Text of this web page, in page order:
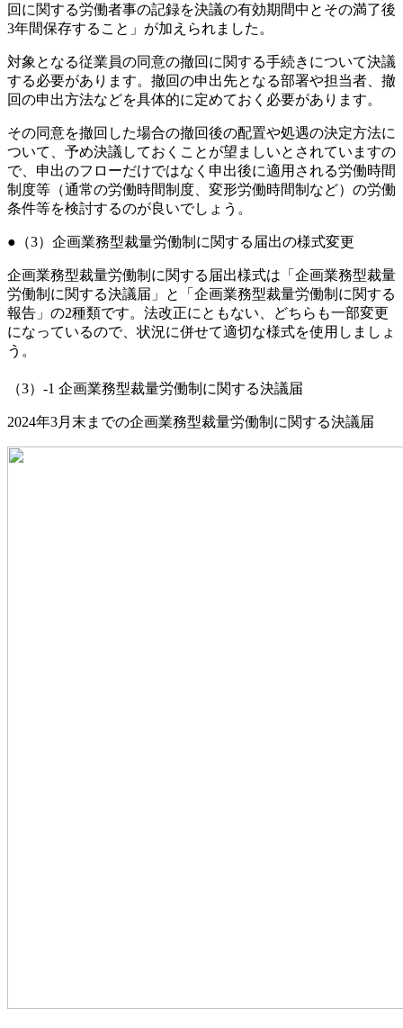
回に関する労働者事の記録を決議の有効期間中とその満了後
3年間保存すること」が加えられました。
対象となる従業員の同意の撤回に関する手続きについて決議
する必要があります。撤回の申出先となる部署や担当者、撤
回の申出方法などを具体的に定めておく必要があります。
その同意を撤回した場合の撤回後の配置や処遇の決定方法に
ついて、予め決議しておくことが望ましいとされていますの
で、申出のフローだけではなく申出後に適用される労働時間
制度等（通常の労働時間制度、変形労働時間制など）の労働
条件等を検討するのが良いでしょう。
（3）企画業務型裁量労働制に関する届出の様式変更
企画業務型裁量労働制に関する届出様式は「企画業務型裁量
労働制に関する決議届」と「企画業務型裁量労働制に関する
報告」の2種類です。法改正にともない、どちらも一部変更
になっているので、状況に併せて適切な様式を使用しましょ
う。
（3）-1 企画業務型裁量労働制に関する決議届
2024年3月末までの企画業務型裁量労働制に関する決議届